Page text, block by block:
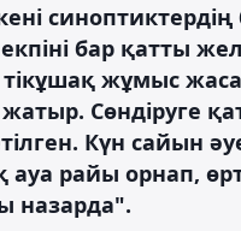
бар қатты
тікұшақ жұмыс
Сөндіруге
Күн сайын
райы орнап,
назарда".